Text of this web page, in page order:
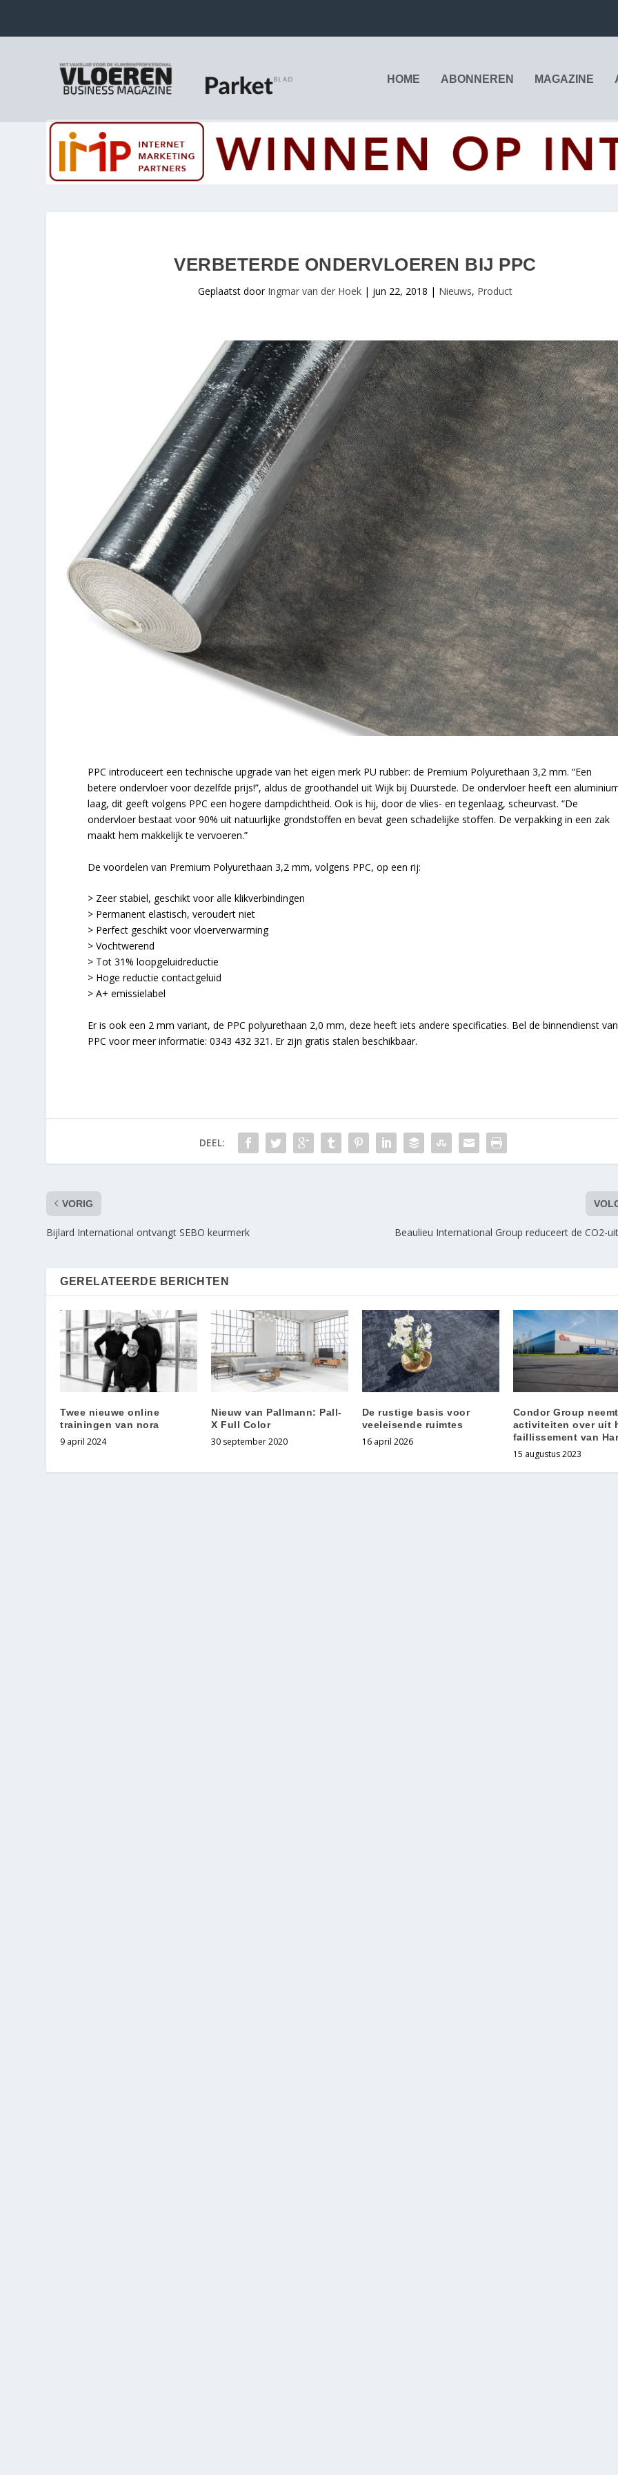
HOME ABONNEREN MAGAZINE
VERBETERDE ONDERVLOEREN BIJ PPC
Geplaatst door Ingmar van der Hoek| jun 22, 2018 | Nieuws, Product
PPC introduceert een technische upgrade van het eigen merk PU rubber: de Premium Polyurethaan 3,2 mm. “Een
betere ondervloer voor dezelfde prijs!”, aldus de groothandel uit Wijk bij Duurstede. De ondervloer heeft een
laag, dit geeft volgens PPC een hogere dampdichtheid. Ook is hij, door de vlies- en tegenlaag, scheurvast. “De
ondervloer bestaat voor 90% uit natuurlijke grondstoffen en bevat geen schadelijke stoffen. De verpakking in een zak
maakt hem makkelijk te vervoeren.”
De voordelen van Premium Polyurethaan 3,2 mm, volgens PPC, op een rij:
> Zeer stabiel, geschikt voor alle klikverbindingen
> Permanent elastisch, veroudert niet
> Perfect geschikt voor vloerverwarming
> Vochtwerend
> Tot 31% loopgeluidreductie
> Hoge reductie contactgeluid
> A+ emissielabel
Er is ook een 2 mm variant, de PPC polyurethaan 2,0 mm, deze heeft iets andere specificaties. Bel de binnendienst van
PPC voor meer informatie: 0343 432 321. Er zijn gratis stalen beschikbaar.
DEEL:
VORIG
Bijlard International ontvangt SEBO keurmerk Beaulieu International Group reduceert de CO2-
GERELATEERDE BERICHTEN
Twee nieuwe online
trainingen van nora
9 april 2024
Nieuw van Pallmann: Pall-
X Full Color
30 september 2020
De rustige basis voor
veeleisende ruimtes
16 april 2026
Condor Group neemt
activiteiten over uit
faillissement van
15 augustus 2023